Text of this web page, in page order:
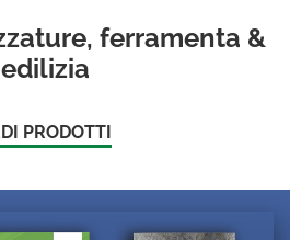
ferramenta &
edilizia
PRODOTTI